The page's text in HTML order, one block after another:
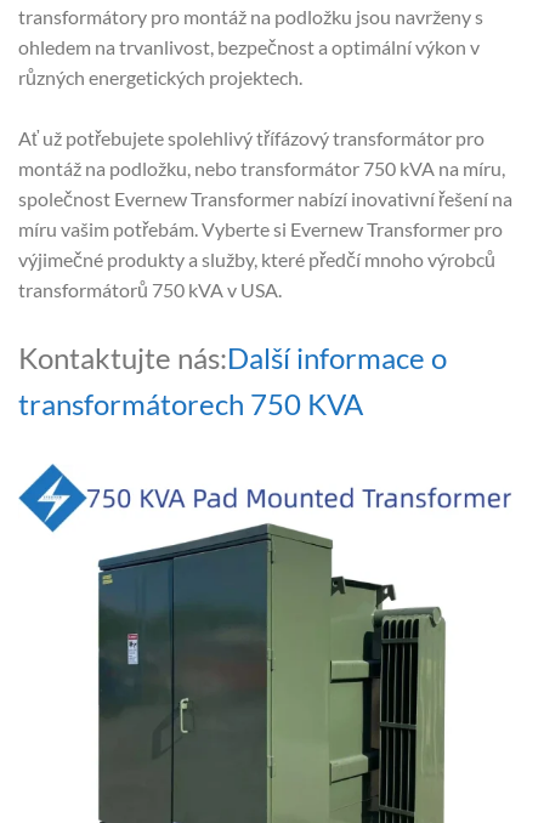
transformátory pro montáž na podložku jsou navrženy s
ohledem na trvanlivost, bezpečnost a optimální výkon v
různých energetických projektech.
Ať už potřebujete spolehlivý třífázový transformátor pro
montáž na podložku, nebo transformátor 750 kVA na míru,
společnost Evernew Transformer nabízí inovativní řešení na
míru vašim potřebám. Vyberte si Evernew Transformer pro
výjimečné produkty a služby, které předčí mnoho výrobců
transformátorů 750 kVA v USA.
Kontaktujte nás:Další informace o
transformátorech 750 KVA